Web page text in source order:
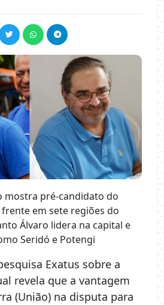
mostra pré-candidato do
em sete regiões do
Álvaro lidera na capital e
Seridó e Potengi
Exatus sobre a
revela que a vantagem
(União) na disputa para